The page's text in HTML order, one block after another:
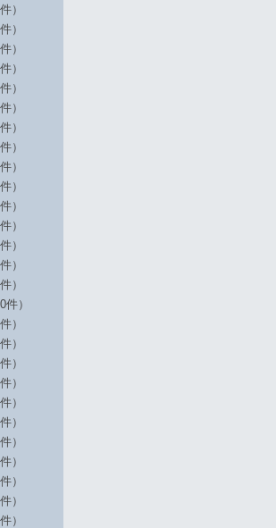
）
）
）
）
）
）
）
）
）
）
）
）
）
）
）
件）
）
）
）
）
）
）
）
）
）
）
）